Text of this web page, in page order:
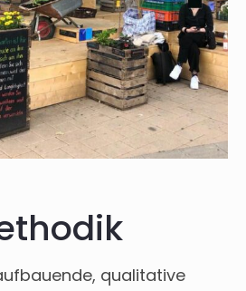
qualitative